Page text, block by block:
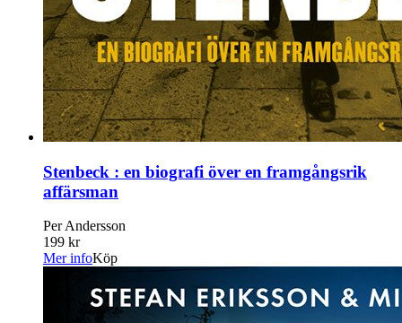
Stenbeck : en biografi över en framgångsrik
affärsman
Per Andersson
199 kr
Mer infoKöp